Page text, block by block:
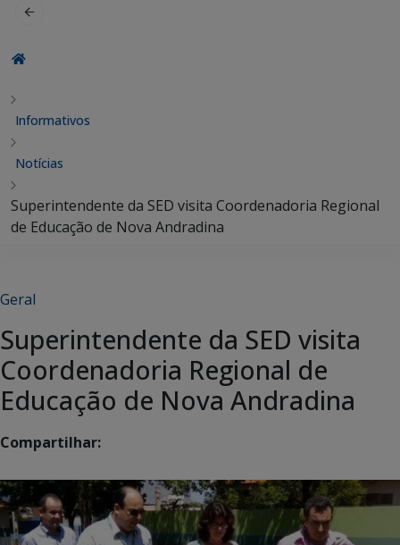
Informativos
Notícias
Superintendente da SED visita Coordenadoria Regional
de Educação de Nova Andradina
Geral
Superintendente da SED visita
Coordenadoria Regional de
Educação de Nova Andradina
Compartilhar: